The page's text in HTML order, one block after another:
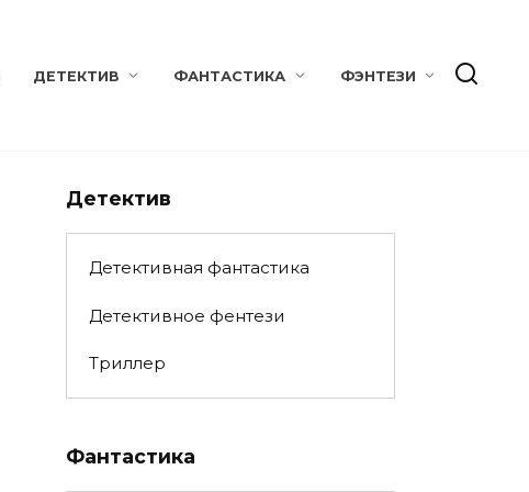
ДЕТЕКТИВ ФАНТАСТИКА ФЭНТЕЗИ
Детектив
Детективная фантастика
Детективное фентези
Триллер
Фантастика